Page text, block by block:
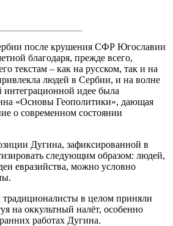
после крушения СФР Югославии
благодаря, прежде всего,
текстам – как на русском, так и на
людей в Сербии, и на волне
интеграционной идее была
«Основы Геополитики», дающая
о современном состоянии
Дугина, зафиксированной в
следующим образом: людей,
евразийства, можно условно
в целом приняли
на оккультный налёт, особенно
работах Дугина.